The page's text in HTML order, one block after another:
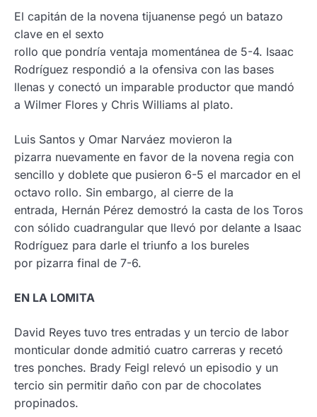
El capitán de la novena tijuanense pegó un batazo
clave en el sexto
rollo que pondría ventaja momentánea de 5-4. Isaac
Rodríguez respondió a la ofensiva con las bases
llenas y conectó un imparable productor que mandó
a Wilmer Flores y Chris Williams al plato.
Luis Santos y Omar Narváez movieron la
pizarra nuevamente en favor de la novena regia con
sencillo y doblete que pusieron 6-5 el marcador en el
octavo rollo. Sin embargo, al cierre de la
entrada, Hernán Pérez demostró la casta de los Toros
con sólido cuadrangular que llevó por delante a Isaac
Rodríguez para darle el triunfo a los bureles
por pizarra final de 7-6.
EN LA LOMITA
David Reyes tuvo tres entradas y un tercio de labor
monticular donde admitió cuatro carreras y recetó
tres ponches. Brady Feigl relevó un episodio y un
tercio sin permitir daño con par de chocolates
propinados.